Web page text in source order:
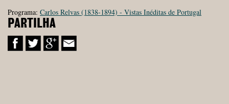
Programa: Carlos Relvas (1838-1894) - Vistas Inéditas de Portugal
PARTILHA